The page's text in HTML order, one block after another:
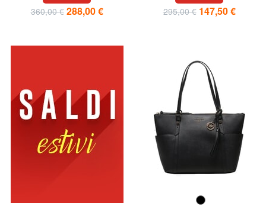
360,00 € 288,00 € 295,00 € 147,50 €